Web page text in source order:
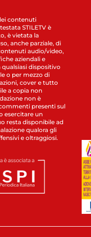
contenuti
STILETV è
è vietata la
anche parziale, di
audio/video,
aziendali e
dispositivo
o per mezzo di
cover e tutto
a copia non
non è
presenti sul
esercitare un
resta disponibile ad
qualora gli
e oltraggiosi.